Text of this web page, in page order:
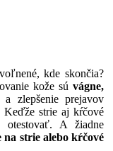
kde skončia?
kože sú vágne,
zlepšenie prejavov
strie aj kŕčové
A žiadne
strie alebo kŕčové